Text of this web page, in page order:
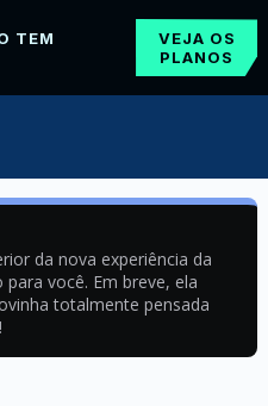
TEM
VEJA OS
PLANOS
da nova experiência da
você. Em breve, ela
totalmente pensada